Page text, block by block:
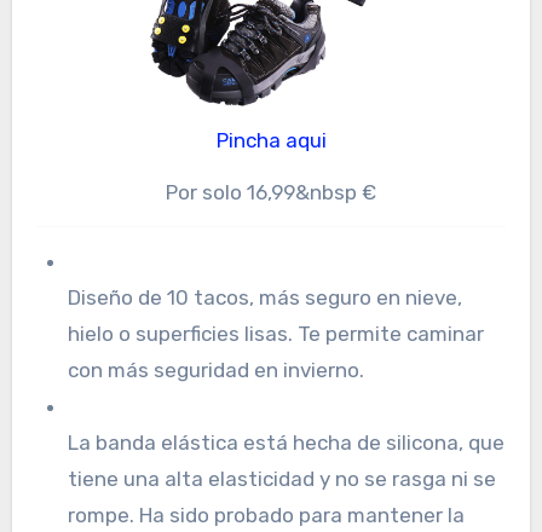
Pincha aqui
Por solo 16,99&nbsp €
Diseño de 10 tacos, más seguro en nieve,
hielo o superficies lisas. Te permite caminar
con más seguridad en invierno.
La banda elástica está hecha de silicona, que
tiene una alta elasticidad y no se rasga ni se
rompe. Ha sido probado para mantener la